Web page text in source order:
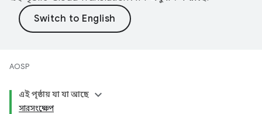
AOSP
এই পৃষ্ঠায় যা যা আছে
সারসংক্ষেপ